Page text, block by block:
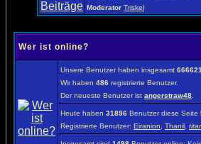
Moderator Triskel
Wer ist online?
Unsere Benutzer haben insgesamt 666621
Wir haben 486 registrierte Benutzer.
Der neueste Benutzer ist angerstraw48
Heute haben 31896 Benutzer diese Seite
Registrierte Benutzer: Eiranion Thanil